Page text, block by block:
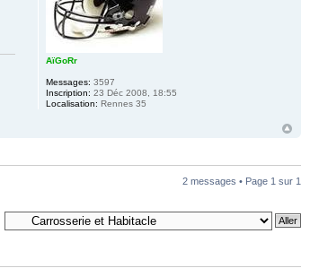
AïGoRr
Messages: 3597
Inscription: 23 Déc 2008, 18:55
Localisation: Rennes 35
2 messages • Page 1 sur 1